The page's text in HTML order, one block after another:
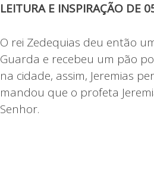
LEITURA E INSPIRAÇÃO DE
O rei Zedequias deu então
Guarda e recebeu um pão
na cidade, assim, Jeremias
mandou que o profeta
Senhor.